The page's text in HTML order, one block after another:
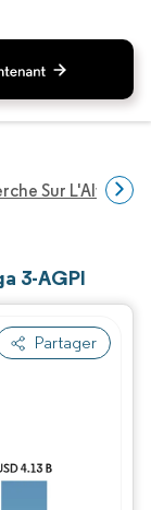
Sur
3-AGPI
Partager